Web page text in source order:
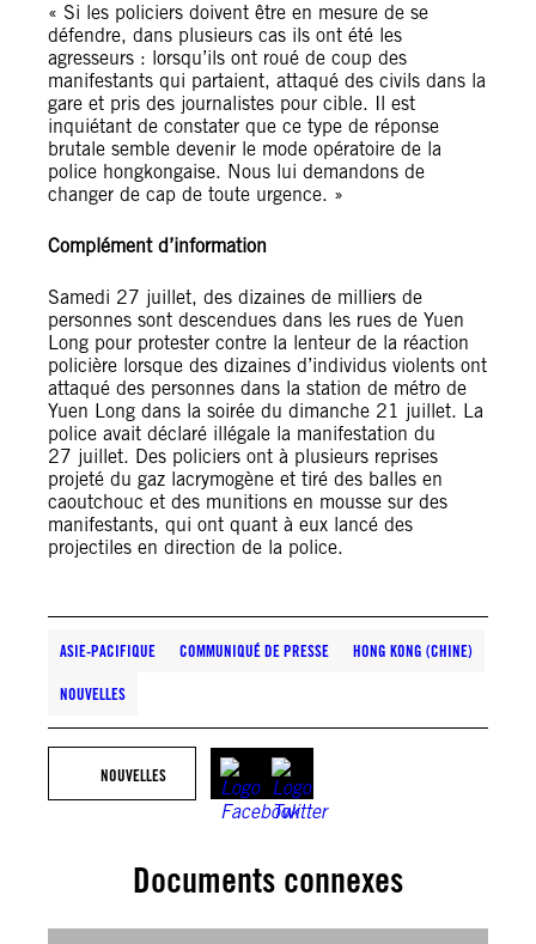
« Si les policiers doivent être en mesure de se
défendre, dans plusieurs cas ils ont été les
agresseurs : lorsqu’ils ont roué de coup des
manifestants qui partaient, attaqué des civils dans la
gare et pris des journalistes pour cible. Il est
inquiétant de constater que ce type de réponse
brutale semble devenir le mode opératoire de la
police hongkongaise. Nous lui demandons de
changer de cap de toute urgence. »
Complément d’information
Samedi 27 juillet, des dizaines de milliers de
personnes sont descendues dans les rues de Yuen
Long pour protester contre la lenteur de la réaction
policière lorsque des dizaines d’individus violents ont
attaqué des personnes dans la station de métro de
Yuen Long dans la soirée du dimanche 21 juillet. La
police avait déclaré illégale la manifestation du
27 juillet. Des policiers ont à plusieurs reprises
projeté du gaz lacrymogène et tiré des balles en
caoutchouc et des munitions en mousse sur des
manifestants, qui ont quant à eux lancé des
projectiles en direction de la police.
ASIE-PACIFIQUE COMMUNIQUÉ DE PRESSE HONG KONG (CHINE)
NOUVELLES
NOUVELLES
Documents connexes